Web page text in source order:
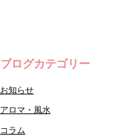
ブログカテゴリー
お知らせ
アロマ・風水
コラム